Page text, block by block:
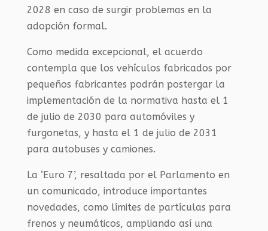
2028 en caso de surgir problemas en la
adopción formal.
Como medida excepcional, el acuerdo
contempla que los vehículos fabricados por
pequeños fabricantes podrán postergar la
implementación de la normativa hasta el 1
de julio de 2030 para automóviles y
furgonetas, y hasta el 1 de julio de 2031
para autobuses y camiones.
La ‘Euro 7’, resaltada por el Parlamento en
un comunicado, introduce importantes
novedades, como límites de partículas para
frenos y neumáticos, ampliando así una